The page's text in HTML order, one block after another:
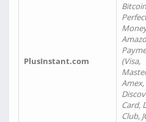
PlusInstant.com
(Visa,
Amex,
Card,
Club,